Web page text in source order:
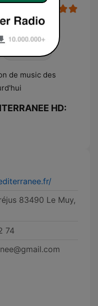
de music des
HD:
83490 Le Muy,
74